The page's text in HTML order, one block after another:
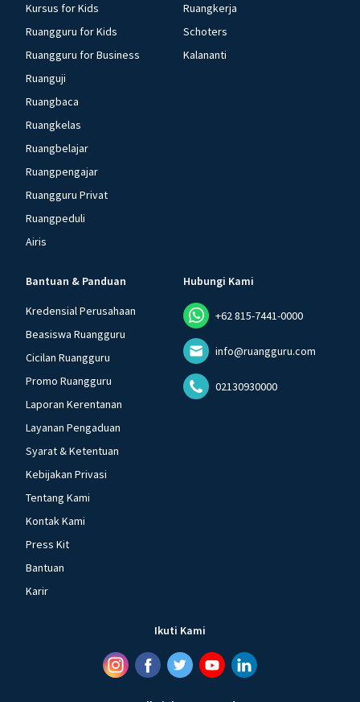
Kursus for Kids
Ruangguru for Kids
Ruangguru for Business
Ruanguji
Ruangbaca
Ruangkelas
Ruangbelajar
Ruangpengajar
Ruangguru Privat
Ruangpeduli
Airis
Ruangkerja
Schoters
Kalananti
Bantuan & Panduan
Kredensial Perusahaan
Beasiswa Ruangguru
Cicilan Ruangguru
Promo Ruangguru
Laporan Kerentanan
Layanan Pengaduan
Syarat & Ketentuan
Kebijakan Privasi
Tentang Kami
Kontak Kami
Press Kit
Bantuan
Karir
Hubungi Kami
+62 815-7441-0000
info@ruangguru.com
02130930000
Ikuti Kami